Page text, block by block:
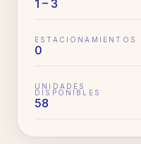
1 – 3
ESTACIONAMIENTOS
0
UNIDADES
DISPONIBLES
58